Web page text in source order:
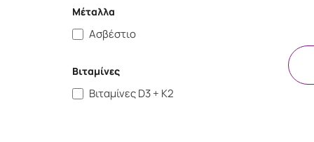
ΦΑΡΜΑΚΕΙΟ
SPOT SALES
Μέταλλα
Ασβέστιο
Βιταμίνες
Βιταμίνες D3 + K2